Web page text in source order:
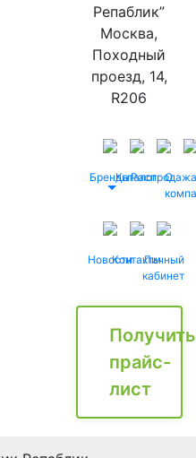
Репаблик”
Москва,
Походный
проезд, 14,
R206
БрендыКаталог
Распродажа
О
НовостиКонтактыЛичный
кабинет
Получить
прайс-
лист